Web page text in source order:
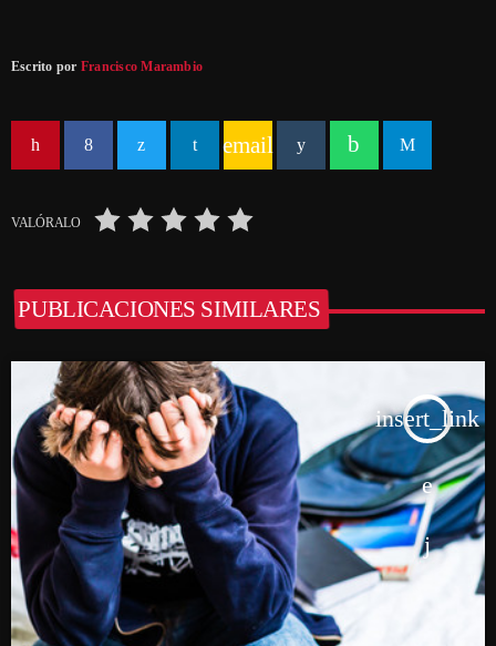
Escrito por Francisco Marambio
email
VALÓRALO
PUBLICACIONES SIMILARES
insert_link